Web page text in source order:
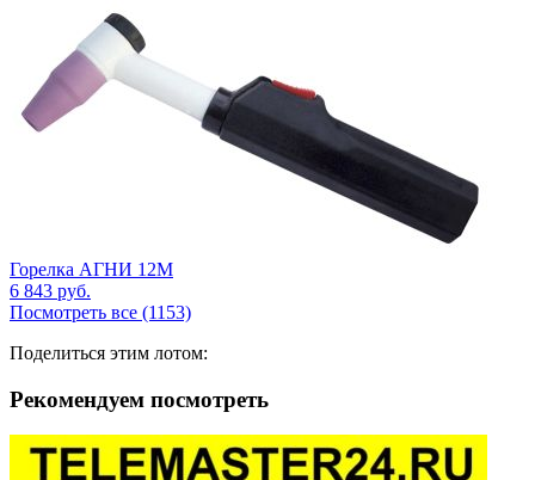
Горелка АГНИ 12М
6 843 руб.
Посмотреть все (1153)
Поделиться этим лотом:
Рекомендуем посмотреть